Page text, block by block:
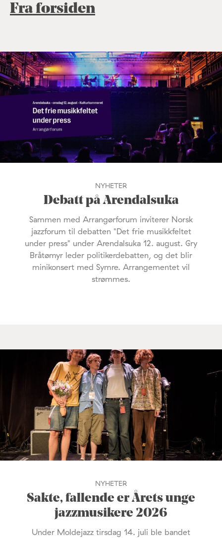
Fra forsiden
NYHETER
Debatt på Arendalsuka
Sammen med Arrangørforum inviterer Norsk
jazzforum til debatten "Det frie musikkfeltet
under press" under Arendalsuka 12. august. Gry
Bråtømyr leder politikerdebatten, og det blir
minikonsert med Symre. Arrangementet vil
strømmes.
NYHETER
Sakte, fallende er Årets unge
jazzmusikere 2026
Under Moldejazz tirsdag 14. juli ble bandet